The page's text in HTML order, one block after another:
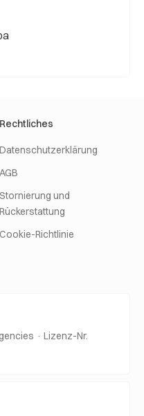
Rechtliches
Datenschutzerklärung
AGB
Stornierung und
Rückerstattung
Cookie-Richtlinie
· Lizenz-Nr.